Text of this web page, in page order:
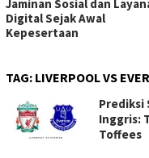
Jaminan Sosial dan
Digital Sejak Awal
Kepesertaan
TAG: LIVERPOOL VS
Prediksi
Inggris:
Toffees